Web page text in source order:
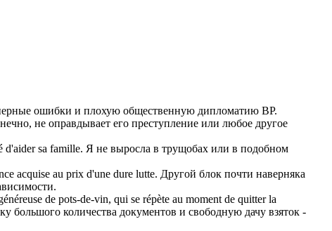
ошибки и плохую общественную дипломатию BP.
не оправдывает его преступление или любое другое
d'aider sa famille. Я не выросла в трущобах или в подобном
acquise au prix d'une dure lutte. Другой блок почти наверняка
de pots-de-vin, qui se répète au moment de quitter la
количества документов и свободную дачу взяток -